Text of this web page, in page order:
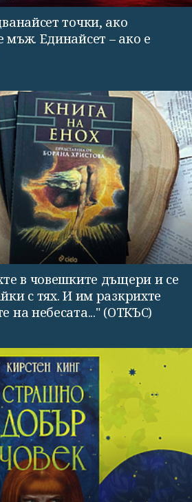
точки, ако
мъж. Единайсет – ако е
в чо­вешките дъщери и се
с тях. И им раз­крихте
на небесата..." (ОТКЪС)